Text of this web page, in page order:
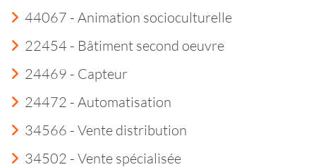
44067 - Animation socioculturelle
22454 - Bâtiment second oeuvre
24469 - Capteur
24472 - Automatisation
34566 - Vente distribution
34502 - Vente spécialisée